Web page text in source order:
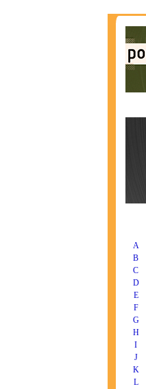
A
B
C
D
E
F
G
H
I
J
K
L